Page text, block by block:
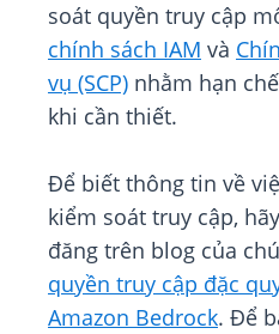
soát quyền truy cập
chính sách IAM và
vụ (SCP) nhằm hạn
khi cần thiết.
Để biết thông tin về
kiểm soát truy cập,
đăng trên blog của
quyền truy cập đặc
Amazon Bedrock. Để